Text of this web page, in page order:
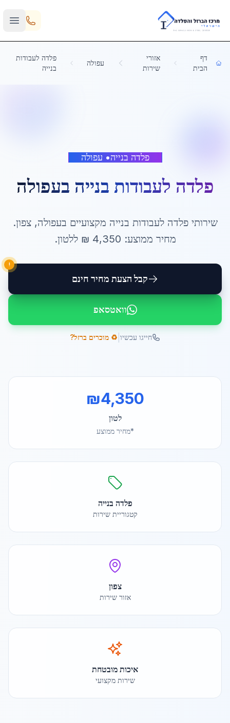
Skip to main content
דף
הבית
אזורי
שירות
עפולה
פלדה לעבודות
בנייה
פלדה בנייה• עפולה
פלדה לעבודות בנייה בעפולה
שירותיפלדה לעבודות בנייה מקצועיים בעפולה,צפון.
מחיר ממוצע: 4,350 ₪ ללטון.
קבל הצעת מחיר חינם
!
וואטסאפ
חייגו עכשיו ♻️ מוכרים ברזל?
₪4,350
לטון
*מחיר ממוצע
פלדה בנייה
קטגוריית שירות
צפון
אזור שירות
איכות מובטחת
שירות מקצועי